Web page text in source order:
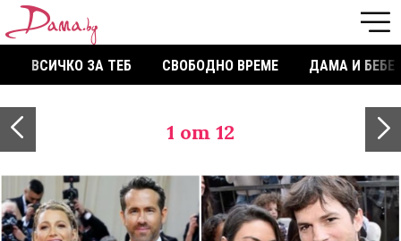
ВСИЧКО ЗА ТЕБ СВОБОДНО ВРЕМЕ ДАМА И БЕБЕ
1 от 12